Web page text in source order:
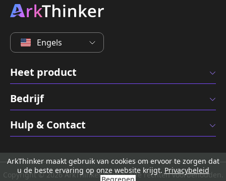
Engels
Heet product
Bedrijf
Hulp & Contact
Copyright © 2026 ArkThinker Studio. Alle rechten voorbehouden.
ArkThinker maakt gebruik van cookies om ervoor te zorgen dat
u de beste ervaring op onze website krijgt. Privacybeleid